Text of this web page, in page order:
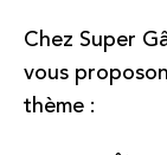
Chez Super
vous
thème :